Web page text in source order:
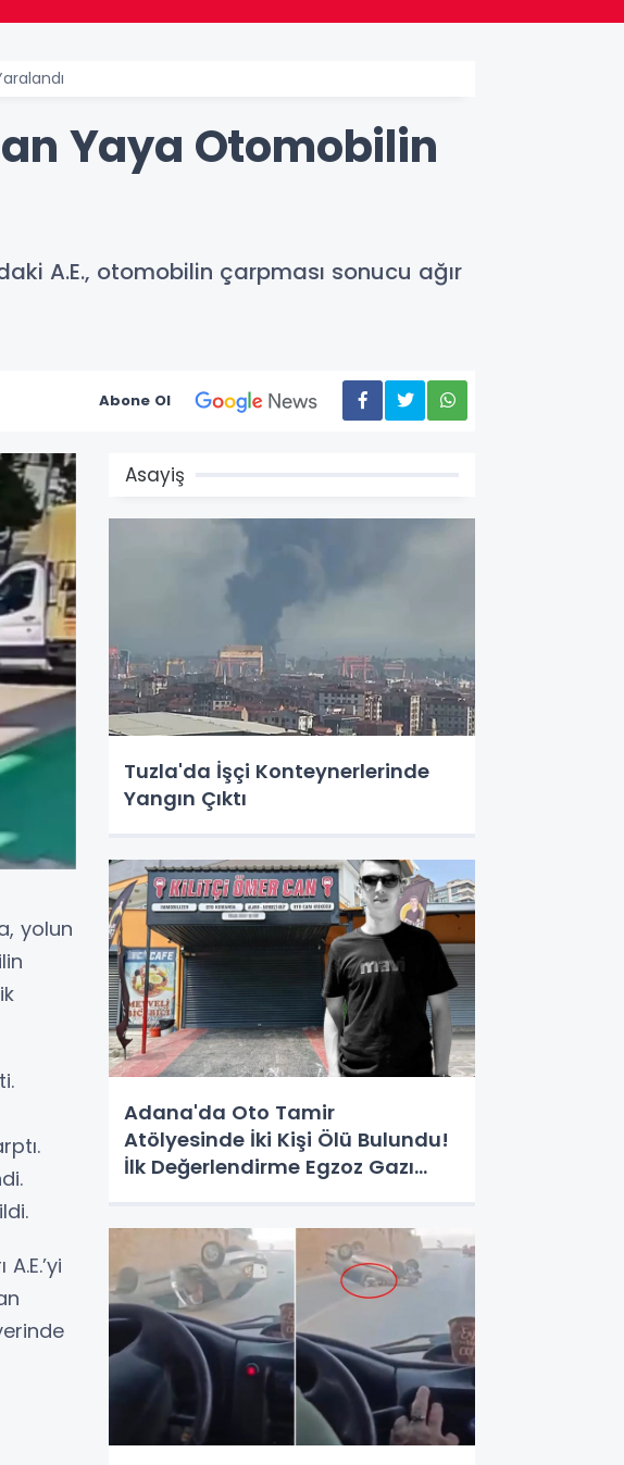
Yaya Otomobilin
A.E., otomobilin çarpması sonucu ağır
Abone Ol
yolun
Asayiş
Tuzla'da İşçi Konteynerlerinde
Yangın Çıktı
Adana'da Oto Tamir
Atölyesinde İki Kişi Ölü Bulundu!
İlk Değerlendirme Egzoz Gazı